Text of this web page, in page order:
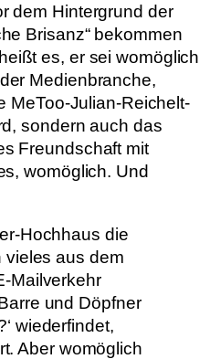
dem Hintergrund der
Brisanz“ bekommen
es, er sei womöglich
Medienbranche,
MeToo-Julian-Reichelt-
sondern auch das
Freundschaft mit
womöglich. Und
Hochhaus die
vieles aus dem
Mailverkehr
und Döpfner
wiederfindet,
Aber womöglich